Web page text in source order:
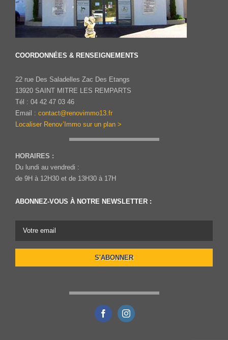
COORDONNÉES & RENSEIGNEMENTS
22 rue Des Saladelles Zac Des Etangs
13920 SAINT MITRE LES REMPARTS
Tél : 04 42 47 03 46
Email : contact@renovimmo13.fr
Localiser Renov’Immo sur un plan >
HORAIRES :
Du lundi au vendredi :
de 9H à 12H30 et de 13H30 à 17H
ABONNEZ-VOUS À NOTRE NEWSLETTER :